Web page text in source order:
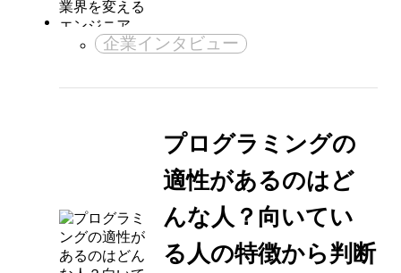
企業インタビュー
プログラミングの
適性があるのはど
んな人？向いてい
る人の特徴から判断